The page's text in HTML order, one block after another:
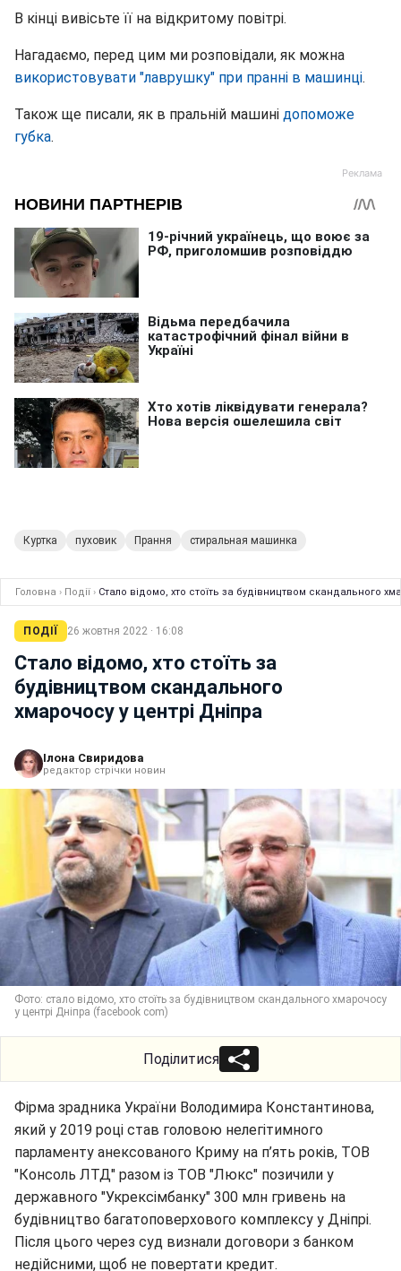
В кінці вивісьте її на відкритому повітрі.
Нагадаємо, перед цим ми розповідали, як можна
використовувати "лаврушку" при пранні в машинці.
Також ще писали, як в пральній машині допоможе
губка.
Куртка пуховик Прання стиральная машинка
Головна › Події › Стало відомо, хто стоїть за будівництвом скандального
ПОДІЇ 26 жовтня 2022 · 16:08
Стало відомо, хто стоїть за
будівництвом скандального
хмарочосу у центрі Дніпра
Ілона Свиридова
редактор стрічки новин
Фото: стало відомо, хто стоїть за будівництвом скандального хмарочосу
у центрі Дніпра (facebook com)
Поділитися
Фірма зрадника України Володимира Константинова,
який у 2019 році став головою нелегітимного
парламенту анексованого Криму на п’ять років, ТОВ
"Консоль ЛТД" разом із ТОВ "Люкс" позичили у
державного "Укрексімбанку" 300 млн гривень на
будівництво багатоповерхового комплексу у Дніпрі.
Після цього через суд визнали договори з банком
недійсними, щоб не повертати кредит.